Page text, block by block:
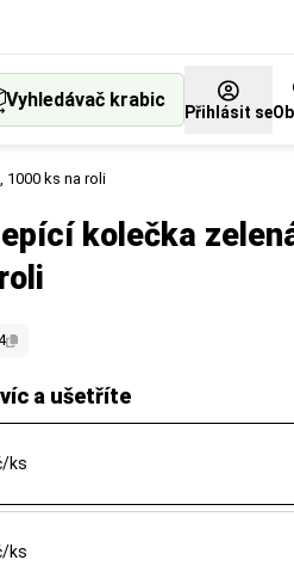
Vyhledávač krabic
Přihlásit se
1000 ks na roli
kolečka
a ušetříte
ks
ks